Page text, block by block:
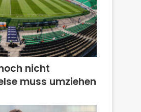
nicht
muss umziehen